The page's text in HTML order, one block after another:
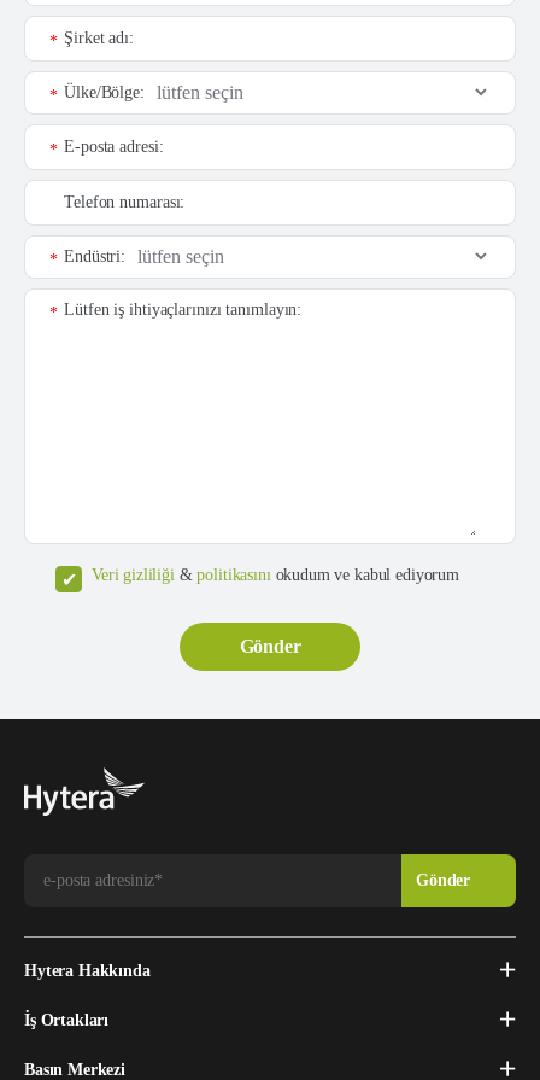
Şirket adı:
*
Ülke/Bölge:
*
E-posta adresi:
*
Telefon numarası:
Endüstri:
*
Lütfen iş ihtiyaçlarınızı tanımlayın:
*
Veri gizliliği&politikasınıokudum ve kabul ediyorum
Hytera Hakkında
İş Ortakları
Basın Merkezi